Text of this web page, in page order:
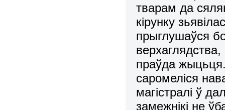
тварам да
кірунку
прыглушаўся
праўда
саромеліся
магістралі ў
замежнікі не